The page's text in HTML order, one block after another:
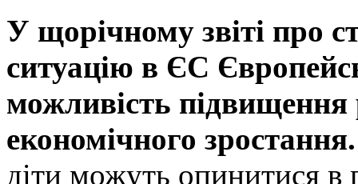
У щорічному звіті про
ситуацію в ЄС
можливість підвищення
економічного
діти можуть опинитися в